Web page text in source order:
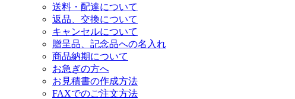
送料・配達について
返品、交換について
キャンセルについて
贈呈品、記念品への名入れ
商品納期について
お急ぎの方へ
お見積書の作成方法
FAXでのご注文方法